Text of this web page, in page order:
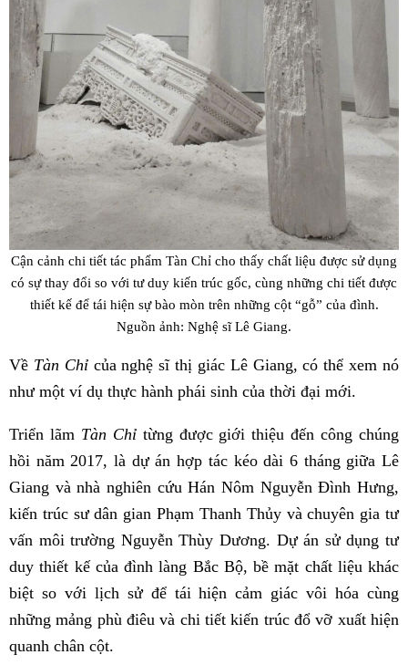
Cận cảnh chi tiết tác phẩm Tàn Chỉ cho thấy chất liệu được sử dụng
có sự thay đổi so với tư duy kiến trúc gốc, cùng những chi tiết được
thiết kế để tái hiện sự bào mòn trên những cột “gỗ” của đình.
Nguồn ảnh: Nghệ sĩ Lê Giang.
Về Tàn Chỉcủa nghệ sĩ thị giác Lê Giang, có thể xem nó
như một ví dụ thực hành phái sinh của thời đại mới.
Triển lãm Tàn Chỉtừng được giới thiệu đến công chúng
hồi năm 2017, là dự án hợp tác kéo dài 6 tháng giữa Lê
Giang và nhà nghiên cứu Hán Nôm Nguyễn Đình Hưng,
kiến ​​trúc sư dân gian Phạm Thanh Thủy và chuyên gia tư
vấn môi trường Nguyễn Thùy Dương. Dự án sử dụng tư
duy thiết kế của đình làng Bắc Bộ, bề mặt chất liệu khác
biệt so với lịch sử để tái hiện cảm giác vôi hóa cùng
những mảng phù điêu và chi tiết kiến trúc đổ vỡ xuất hiện
quanh chân cột.